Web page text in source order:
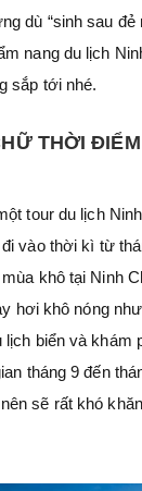
dù “sinh sau đẻ
nang du lịch
sắp tới nhé.
THỜI
tour du lịch
vào thời kì từ
khô tại Ninh
hơi khô nóng
biển và khám
tháng 9 đến
sẽ rất khó